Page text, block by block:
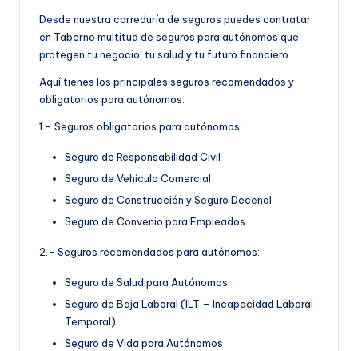
Desde nuestra correduría de seguros puedes contratar
en Taberno multitud de seguros para autónomos que
protegen tu negocio, tu salud y tu futuro financiero.
Aquí tienes los principales seguros recomendados y
obligatorios para autónomos:
1.- Seguros obligatorios para autónomos:
Seguro de Responsabilidad Civil
Seguro de Vehículo Comercial
Seguro de Construcción y Seguro Decenal
Seguro de Convenio para Empleados
2.- Seguros recomendados para autónomos:
Seguro de Salud para Autónomos
Seguro de Baja Laboral (ILT – Incapacidad Laboral
Temporal)
Seguro de Vida para Autónomos